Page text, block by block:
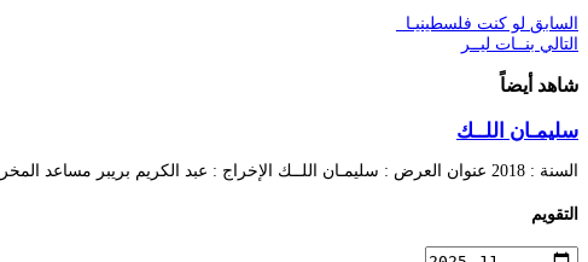
السابق لو كنت فلسطينيـا
التالي بنــات ليــر
شاهد أيضاً
سليمـان اللــك
السنة : 2018 عنوان العرض : سليمـان اللــك الإخراج : عبد الكريم بريبر مساعد المخرج …
التقويم